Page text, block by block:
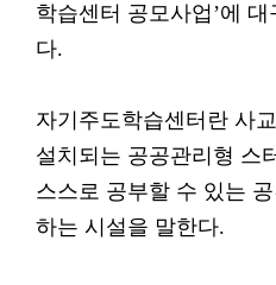
학습센터 공모사업’에
다.
자기주도학습센터란 사
설치되는 공공관리형 스
스스로 공부할 수 있는
하는 시설을 말한다.